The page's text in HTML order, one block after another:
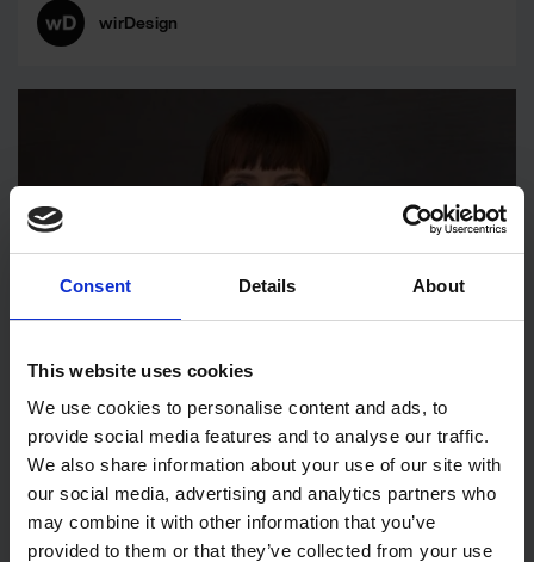
Consent Details About
This website uses cookies
We use cookies to personalise content and ads, to
provide social media features and to analyse our traffic.
We also share information about your use of our site with
our social media, advertising and analytics partners who
may combine it with other information that you’ve
provided to them or that they’ve collected from your use
wirDesign
Silke Parnack in den Vorstand des IDZ
gewählt
Kultur & Organisation Presse
wirDesign